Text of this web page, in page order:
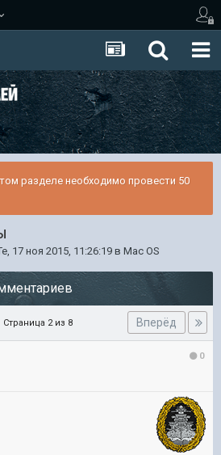
разделе необходимо провести 50
, 17 ноя 2015, 11:26:19 в Mac OS
Вперёд
Страница 2 из 8
0